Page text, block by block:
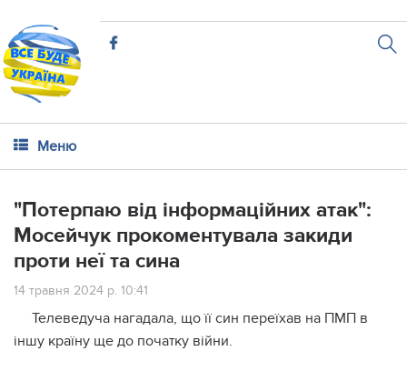
Меню
"Потерпаю від інформаційних атак":
Мосейчук прокоментувала закиди
проти неї та сина
14 травня 2024 р. 10:41
Телеведуча нагадала, що її син переїхав на ПМП в
іншу країну ще до початку війни.